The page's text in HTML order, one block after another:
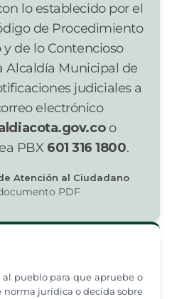
lo establecido por el
de Procedimiento
de lo Contencioso
Alcaldía Municipal de
judiciales a
electrónico
o
PBX 601 316 1800.
Atención al Ciudadano
PDF
pueblo para que apruebe o
norma jurídica o decida sobre